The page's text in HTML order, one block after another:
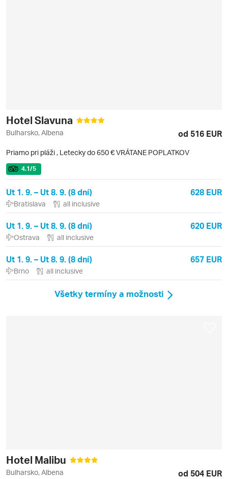
Hotel Slavuna
Bulharsko, Albena od 516 EUR
Priamo pri pláži , Letecky do 650 € VRÁTANE POPLATKOV
4.1/5
Ut 1. 9. – Ut 8. 9. (8 dní) 628 EUR
Bratislava all inclusive
Ut 1. 9. – Ut 8. 9. (8 dní) 620 EUR
Ostrava all inclusive
Ut 1. 9. – Ut 8. 9. (8 dní) 657 EUR
Brno all inclusive
Všetky termíny a možnosti
Hotel Malibu
Bulharsko, Albena od 504 EUR